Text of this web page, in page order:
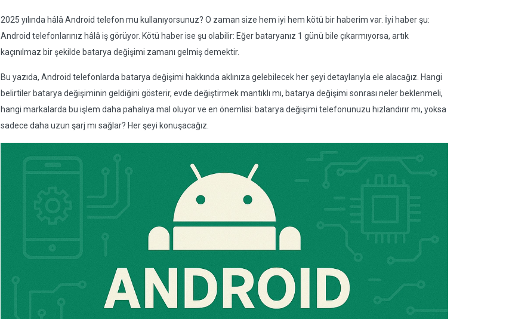
2025 yılında hâlâ Android telefon mu kullanıyorsunuz? O zaman size hem iyi hem kötü bir haberim var. İyi haber şu:
Android telefonlarınız hâlâ iş görüyor. Kötü haber ise şu olabilir: Eğer bataryanız 1 günü bile çıkarmıyorsa, artık
kaçınılmaz bir şekilde batarya değişimi zamanı gelmiş demektir.
Bu yazıda, Android telefonlarda batarya değişimi hakkında aklınıza gelebilecek her şeyi detaylarıyla ele alacağız. Hangi
belirtiler batarya değişiminin geldiğini gösterir, evde değiştirmek mantıklı mı, batarya değişimi sonrası neler beklenmeli,
hangi markalarda bu işlem daha pahalıya mal oluyor ve en önemlisi: batarya değişimi telefonunuzu hızlandırır mı, yoksa
sadece daha uzun şarj mı sağlar? Her şeyi konuşacağız.